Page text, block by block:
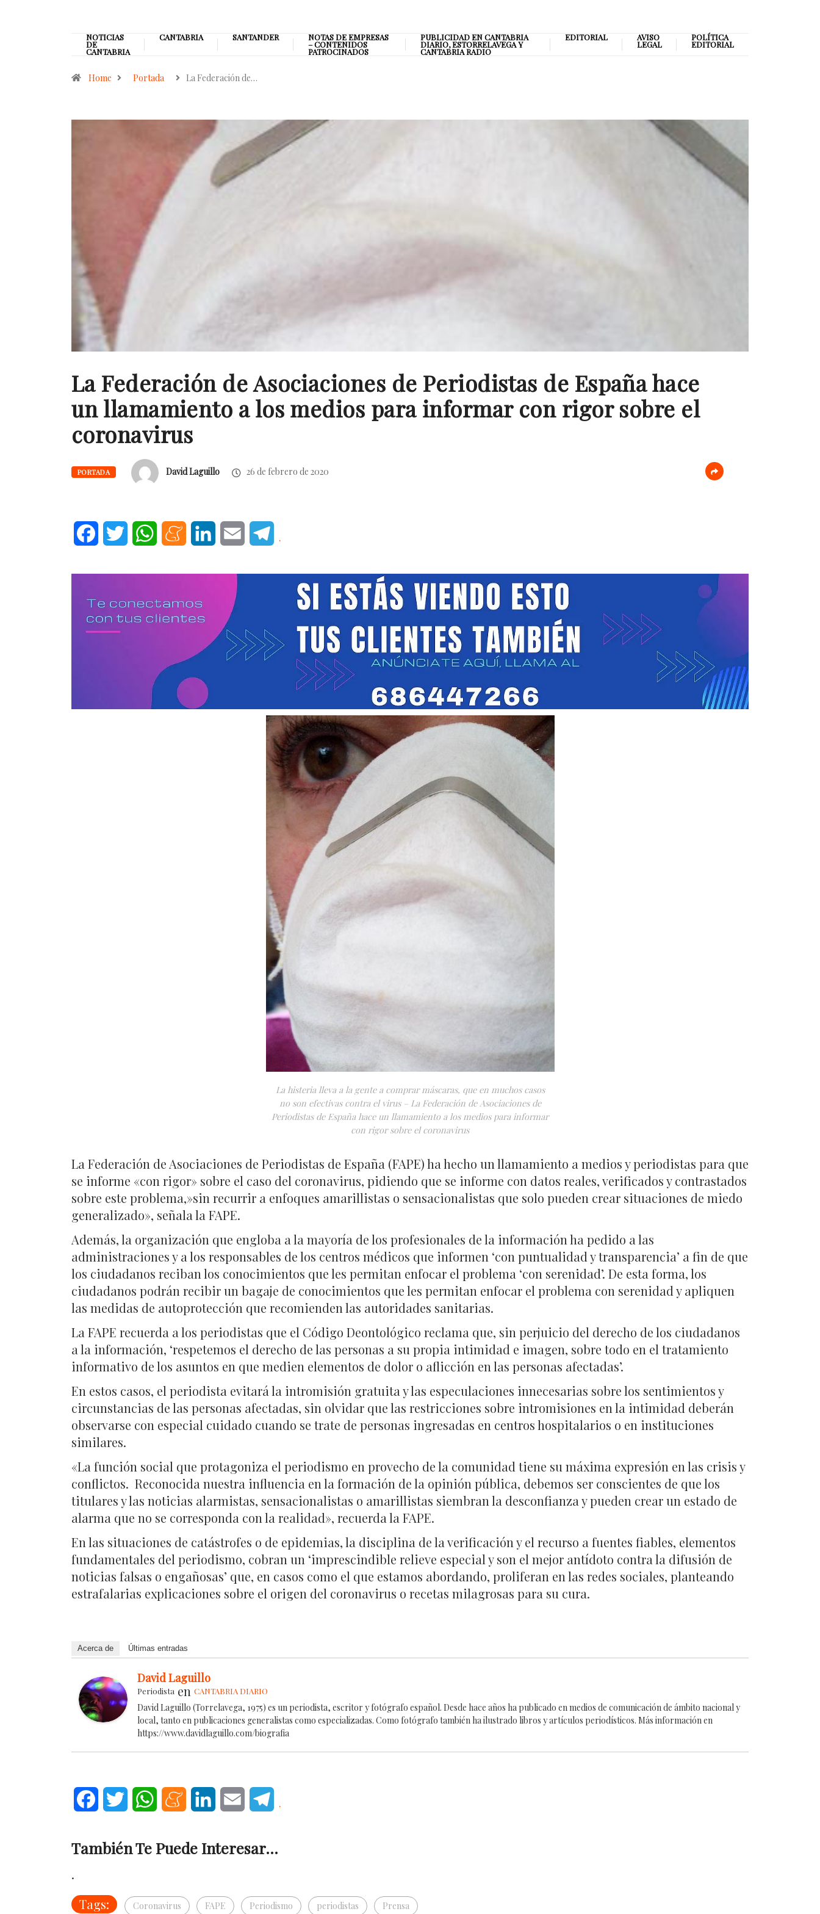
NOTICIAS
DE
CANTABRIA
CANTABRIA SANTANDER NOTAS DE EMPRESAS
– CONTENIDOS
PATROCINADOS
PUBLICIDAD EN CANTABRIA
DIARIO, ESTORRELAVEGA Y
CANTABRIA RADIO
EDITORIAL AVISO
LEGAL
POLÍTICA
EDITORIAL
Home Portada La Federación de…
La Federación de Asociaciones de Periodistas de España hace
un llamamiento a los medios para informar con rigor sobre el
coronavirus
PORTADA David Laguillo 26 de febrero de 2020
FacebookTwitter WhatsAppMeneameLinkedInEmail .
La histeria lleva a la gente a comprar máscaras, que en muchos casos
no son efectivas contra el virus – La Federación de Asociaciones de
Periodistas de España hace un llamamiento a los medios para informar
con rigor sobre el coronavirus
La Federación de Asociaciones de Periodistas de España (FAPE) ha hecho un llamamiento a medios y periodistas para que
se informe «con rigor» sobre el caso del coronavirus, pidiendo que se informe con datos reales, verificados y contrastados
sobre este problema,»sin recurrir a enfoques amarillistas o sensacionalistas que solo pueden crear situaciones de miedo
generalizado», señala la FAPE.
Además, la organización que engloba a la mayoría de los profesionales de la información ha pedido a las
administraciones y a los responsables de los centros médicos que informen ‘con puntualidad y transparencia’ a fin de que
los ciudadanos reciban los conocimientos que les permitan enfocar el problema ‘con serenidad’. De esta forma, los
ciudadanos podrán recibir un bagaje de conocimientos que les permitan enfocar el problema con serenidad y apliquen
las medidas de autoprotección que recomienden las autoridades sanitarias.
La FAPE recuerda a los periodistas que el Código Deontológico reclama que, sin perjuicio del derecho de los ciudadanos
a la información, ‘respetemos el derecho de las personas a su propia intimidad e imagen, sobre todo en el tratamiento
informativo de los asuntos en que medien elementos de dolor o aflicción en las personas afectadas’.
En estos casos, el periodista evitará la intromisión gratuita y las especulaciones innecesarias sobre los sentimientos y
circunstancias de las personas afectadas, sin olvidar que las restricciones sobre intromisiones en la intimidad deberán
observarse con especial cuidado cuando se trate de personas ingresadas en centros hospitalarios o en instituciones
similares.
«La función social que protagoniza el periodismo en provecho de la comunidad tiene su máxima expresión en las crisis y
conflictos. Reconocida nuestra influencia en la formación de la opinión pública, debemos ser conscientes de que los
titulares y las noticias alarmistas, sensacionalistas o amarillistas siembran la desconfianza y pueden crear un estado de
alarma que no se corresponda con la realidad», recuerda la FAPE.
En las situaciones de catástrofes o de epidemias, la disciplina de la verificación y el recurso a fuentes fiables, elementos
fundamentales del periodismo, cobran un ‘imprescindible relieve especial y son el mejor antídoto contra la difusión de
noticias falsas o engañosas’ que, en casos como el que estamos abordando, proliferan en las redes sociales, planteando
estrafalarias explicaciones sobre el origen del coronavirus o recetas milagrosas para su cura.
Acerca de Últimas entradas
David Laguillo
Periodista en CANTABRIA DIARIO
David Laguillo (Torrelavega, 1975) es un periodista, escritor y fotógrafo español. Desde hace años ha publicado en medios de comunicación de ámbito nacional y
local, tanto en publicaciones generalistas como especializadas. Como fotógrafo también ha ilustrado libros y artículos periodísticos. Más información en
https://www.davidlaguillo.com/biografia
FacebookTwitter WhatsAppMeneameLinkedInEmail .
También Te Puede Interesar...
.
Tags:
Coronavirus FAPE Periodismo periodistas Prensa